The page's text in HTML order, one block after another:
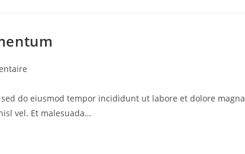
do eiusmod tempor incididunt ut labore et dolore magna
vel. Et malesuada…